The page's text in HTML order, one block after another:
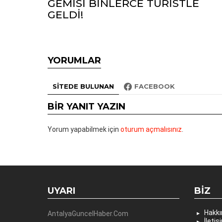
GEMİSİ BİNLERCE TURİSTLE
GELDİ!
YORUMLAR
SITEDE BULUNAN FACEBOOK
BIR YANIT YAZIN
Yorum yapabilmek için oturum açmalısınız
UYARI
AntalyaGuncelHaber.Com
BIZ